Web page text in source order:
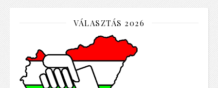
VÁLASZTÁS 2026